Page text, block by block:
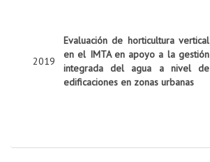
2019
Evaluación de horticultura vertical
en el IMTA en apoyo a la gestión
integrada del agua a nivel de
edificaciones en zonas urbanas